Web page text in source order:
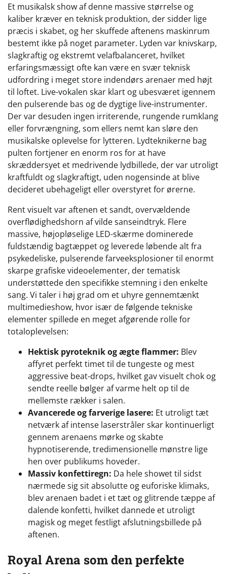
Et musikalsk show af denne massive størrelse og
kaliber kræver en teknisk produktion, der sidder lige
præcis i skabet, og her skuffede aftenens maskinrum
bestemt ikke på noget parameter. Lyden var knivskarp,
slagkraftig og ekstremt velafbalanceret, hvilket
erfaringsmæssigt ofte kan være en svær teknisk
udfordring i meget store indendørs arenaer med højt
til loftet. Live-vokalen skar klart og ubesværet igennem
den pulserende bas og de dygtige live-instrumenter.
Der var desuden ingen irriterende, rungende rumklang
eller forvrængning, som ellers nemt kan sløre den
musikalske oplevelse for lytteren. Lydteknikerne bag
pulten fortjener en enorm ros for at have
skræddersyet et medrivende lydbillede, der var utroligt
kraftfuldt og slagkraftigt, uden nogensinde at blive
decideret ubehageligt eller overstyret for ørerne.
Rent visuelt var aftenen et sandt, overvældende
overflødighedshorn af vilde sanseindtryk. Flere
massive, højopløselige LED-skærme dominerede
fuldstændig bagtæppet og leverede løbende alt fra
psykedeliske, pulserende farveeksplosioner til enormt
skarpe grafiske videoelementer, der tematisk
understøttede den specifikke stemning i den enkelte
sang. Vi taler i høj grad om et uhyre gennemtænkt
multimedieshow, hvor især de følgende tekniske
elementer spillede en meget afgørende rolle for
totaloplevelsen:
Hektisk pyroteknik og ægte flammer: Blev
affyret perfekt timet til de tungeste og mest
aggressive beat-drops, hvilket gav visuelt chok og
sendte reelle bølger af varme helt op til de
mellemste rækker i salen.
Avancerede og farverige lasere: Et utroligt tæt
netværk af intense laserstråler skar kontinuerligt
gennem arenaens mørke og skabte
hypnotiserende, tredimensionelle mønstre lige
hen over publikums hoveder.
Massiv konfettiregn: Da hele showet til sidst
nærmede sig sit absolutte og euforiske klimaks,
blev arenaen badet i et tæt og glitrende tæppe af
dalende konfetti, hvilket dannede et utroligt
magisk og meget festligt afslutningsbillede på
aftenen.
Royal Arena som den perfekte